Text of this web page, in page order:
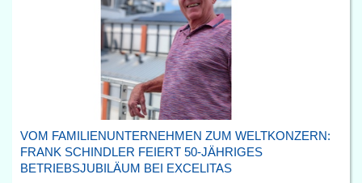
VOM FAMILIENUNTERNEHMEN ZUM WELTKONZERN:
FRANK SCHINDLER FEIERT 50-JÄHRIGES
BETRIEBSJUBILÄUM BEI EXCELITAS